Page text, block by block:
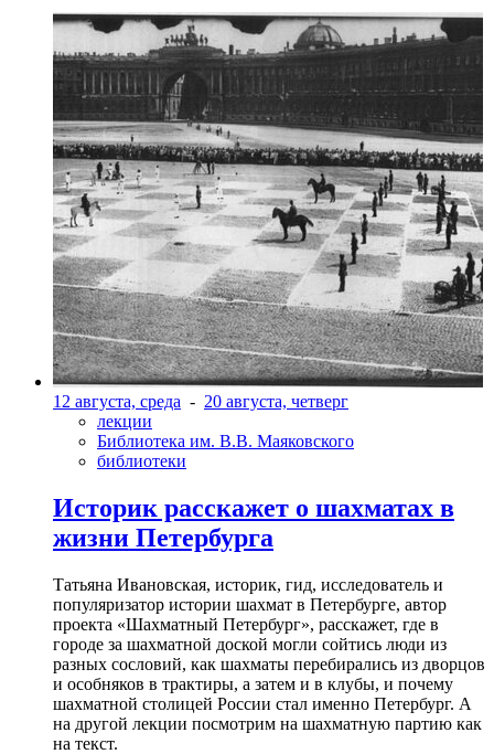
12 августа, среда - 20 августа, четверг
лекции
Библиотека им. В.В. Маяковского
библиотеки
Историк расскажет о шахматах в
жизни Петербурга
Татьяна Ивановская, историк, гид, исследователь и
популяризатор истории шахмат в Петербурге, автор
проекта «Шахматный Петербург», расскажет, где в
городе за шахматной доской могли сойтись люди из
разных сословий, как шахматы перебирались из дворцов
и особняков в трактиры, а затем и в клубы, и почему
шахматной столицей России стал именно Петербург. А
на другой лекции посмотрим на шахматную партию как
на текст.